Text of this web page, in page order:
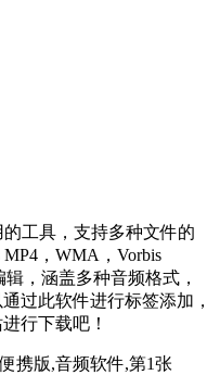
工具，支持多种文件的
，WMA，Vorbis
，涵盖多种音频格式，
过此软件进行标签添加，
行下载吧！